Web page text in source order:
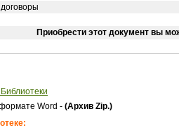
Приобрести этот документ вы
Word - (Архив Zip.)